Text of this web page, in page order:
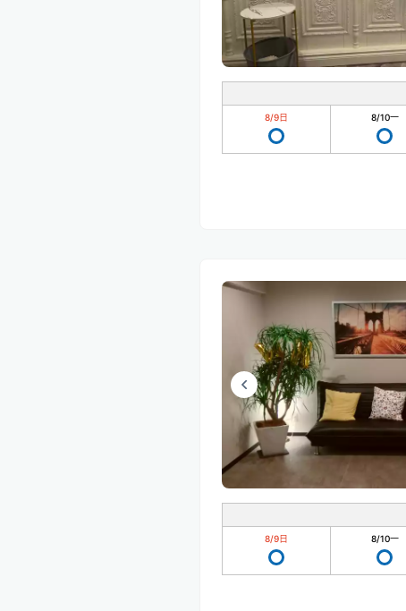
8/9日 8/10一
8/9日 8/10一